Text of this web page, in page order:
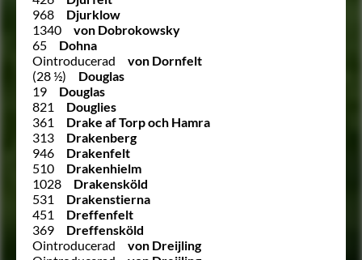
968
Djurklow
1340
von Dobrokowsky
65
Dohna
Ointroducerad
von Dornfelt
(28 ½)
Douglas
19
Douglas
821
Douglies
361
Drake af Torp och Hamra
313
Drakenberg
946
Drakenfelt
510
Drakenhielm
1028
Drakensköld
531
Drakenstierna
451
Dreffenfelt
369
Dreffensköld
Ointroducerad
von Dreijling